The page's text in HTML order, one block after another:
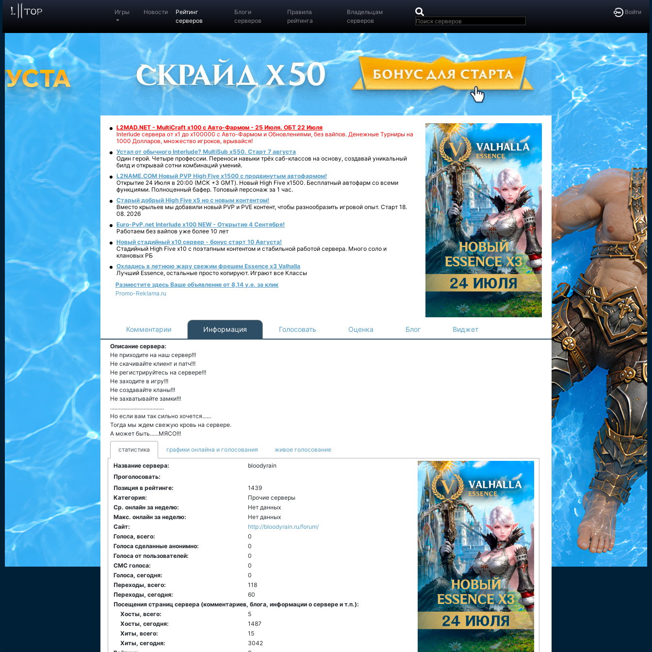
Войти
Игры Новости
Рейтинг
серверов
Блоги
серверов
Правила
рейтинга
Владельцам
серверов
L2MAD.NET - MultiCraft x100 с Авто-Фармом - 25 Июля. ОБТ 22 Июля
Interlude сервера от х1 до х100000 с Авто-Фармом и Обновлениями, без вайпов. Денежные Турниры на
1000 Долларов, множество игроков, врывайся!
Устал от обычного Interlude? MultiSub x550. Старт 7 августа
Один герой. Четыре профессии. Переноси навыки трёх саб-классов на основу, создавай уникальный
билд и открывай сотни комбинаций умений.
L2NAME.COM Новый PVP High Five x1500 с продвинутым автофармом!
Открытие 24 Июля в 20:00 (МСК +3 GMT). Новый High Five x1500. Бесплатный автофарм со всеми
функциями. Полноценный бафер. Топовый персонаж за 1 час.
Старый добрый High Five x5 но с новым контентом!
Вместо крыльев мы добавили новый PVP и PVE контент, чтобы разнообразить игровой опыт. Старт 18.
08. 2026
Euro-PvP.net Interlude х100 NEW - Открытие 4 Сентября!
Работаем без вайпов уже более 10 лет
Новый стадийный х10 сервер - бонус старт 10 Августа!
Стадийный High Five x10 с поэтапным контентом и стабильной работой сервера. Много соло и
клановых РБ
Охладись в летнюю жару свежим фрешем Essence x3 Valhalla
Лучший Essence, остальные просто копируют. Играют все Классы
Разместите здесь Ваше объявление от 8,14 у.е. за клик
Promo-Reklama.ru
Комментарии Информация Голосовать Оценка Блог Виджет
Описание сервера:
Не приходите на наш сервер!!!
Не скачивайте клиент и патч!!!
Не регистрируйтесь на сервере!!!
Не заходите в игру!!!
Не создавайте кланы!!!
Не захватывайте замки!!!
.....................................
Но если вам так сильно хочется......
Тогда мы ждем свежую кровь на сервере.
А может быть......МЯСО!!!
статистика графики онлайна и голосования живое голосование
Название сервера:
bloodyrain
Проголосовать:
Позиция в рейтинге:
1439
Категория:
Прочие серверы
Ср. онлайн за неделю:
Нет данных
Макс. онлайн за неделю:
Нет данных
Сайт:
http://bloodyrain.ru/forum/
Голоса, всего:
0
Голоса сделанные анонимно:
0
Голоса от пользователей:
0
СМС голоса:
0
Голоса, сегодня:
0
Переходы, всего:
118
Переходы, сегодня:
60
Посещения страниц сервера (комментариев, блога, информации о сервере и т.п.):
Хосты, всего:
5
Хосты, сегодня:
1487
Хиты, всего:
15
Хиты, сегодня:
3042